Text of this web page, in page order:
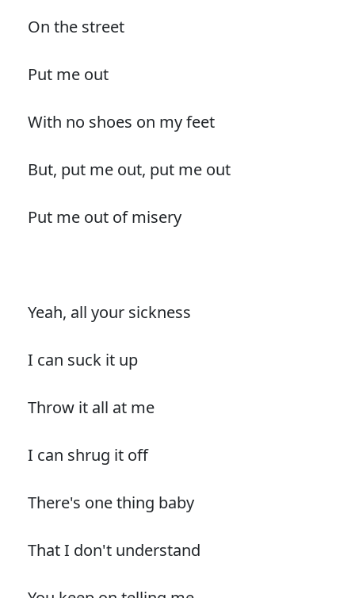
On the street
Put me out
With no shoes on my feet
But, put me out, put me out
Put me out of misery
Yeah, all your sickness
I can suck it up
Throw it all at me
I can shrug it off
There's one thing baby
That I don't understand